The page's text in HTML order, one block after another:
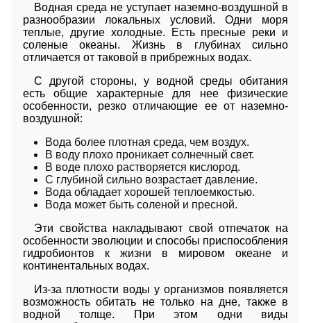
Водная среда не уступает наземно-воздушной в
разнообразии локальных условий. Одни моря
теплые, другие холодные. Есть пресные реки и
соленые океаны. Жизнь в глубинах сильно
отличается от таковой в прибрежных водах.
С другой стороны, у водной среды обитания
есть общие характерные для нее физические
особенности, резко отличающие ее от наземно-
воздушной:
Вода более плотная среда, чем воздух.
В воду плохо проникает солнечный свет.
В воде плохо растворяется кислород.
С глубиной сильно возрастает давление.
Вода обладает хорошей теплоемкостью.
Вода может быть соленой и пресной.
Эти свойства накладывают свой отпечаток на
особенности эволюции и способы приспособления
гидробионтов к жизни в мировом океане и
континентальных водах.
Из-за плотности воды у организмов появляется
возможность обитать не только на дне, также в
водной толще. При этом одни виды